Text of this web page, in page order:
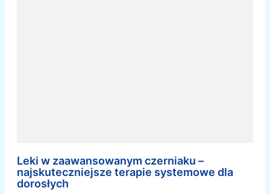
Leki w zaawansowanym czerniaku –
najskuteczniejsze terapie systemowe dla
dorosłych